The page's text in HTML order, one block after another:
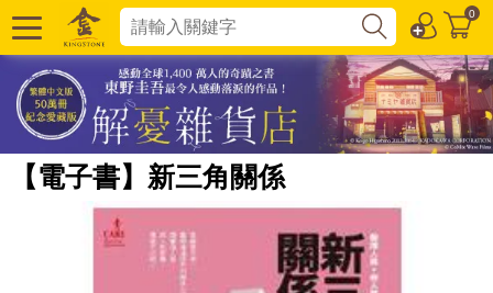
0
【電子書】新三角關係